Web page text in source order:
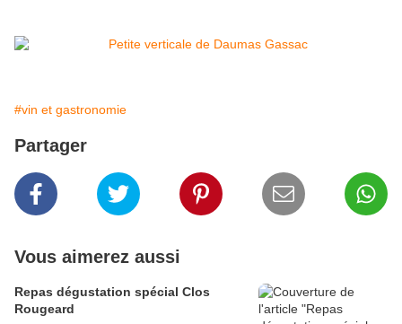
#vin et gastronomie
Partager
Vous aimerez aussi
Repas dégustation spécial Clos
Rougeard